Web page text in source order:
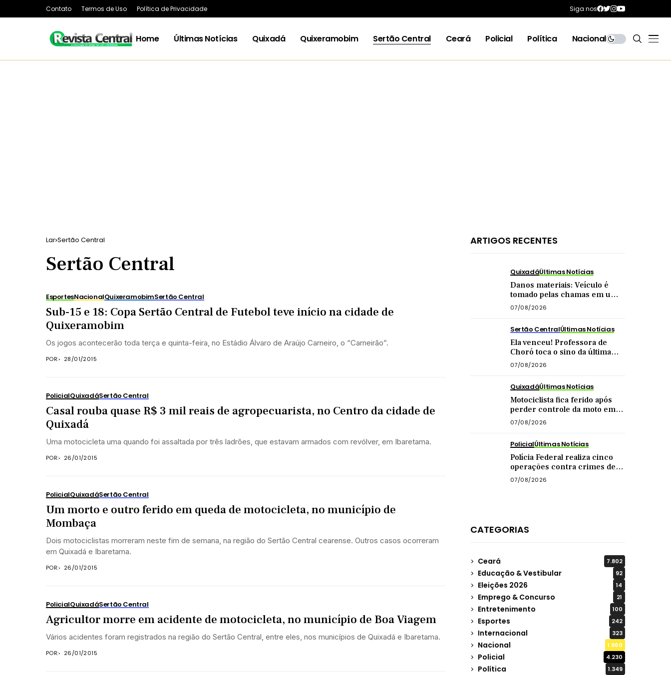
Contato Termos de Uso Política de Privacidade Siga nos
Home Últimas Notícias Quixadá Quixeramobim Sertão Central Ceará Policial Política Nacional
Lar Sertão Central
Sertão Central
EsportesNacionalQuixeramobimSertão Central
Sub-15 e 18: Copa Sertão Central de Futebol teve início na cidade de
Quixeramobim
Os jogos acontecerão toda terça e quinta-feira, no Estádio Álvaro de Araújo Carneiro, o “Carneirão”.
POR: 28/01/2015
PolicialQuixadáSertão Central
Casal rouba quase R$ 3 mil reais de agropecuarista, no Centro da cidade de
Quixadá
Uma motocicleta uma quando foi assaltada por três ladrões, que estavam armados com revólver, em Ibaretama.
POR: 26/01/2015
PolicialQuixadáSertão Central
Um morto e outro ferido em queda de motocicleta, no município de
Mombaça
Dois motociclistas morreram neste fim de semana, na região do Sertão Central cearense. Outros casos ocorreram
em Quixadá e Ibaretama.
POR: 26/01/2015
PolicialQuixadáSertão Central
Agricultor morre em acidente de motocicleta, no município de Boa Viagem
Vários acidentes foram registrados na região do Sertão Central, entre eles, nos municípios de Quixadá e Ibaretama.
POR: 26/01/2015
ARTIGOS RECENTES
QuixadáÚltimas Notícias
Danos materiais: Veículo é
tomado pelas chamas em uma
das principais vias de Quixadá
07/08/2026
Sertão CentralÚltimas Notícias
Ela venceu! Professora de
Choró toca o sino da última
quimioterapia e é recebida
com carreata
07/08/2026
QuixadáÚltimas Notícias
Motociclista fica ferido após
perder controle da moto em
curva na zona rural de
Quixadá
07/08/2026
PolicialÚltimas Notícias
Polícia Federal realiza cinco
operações contra crimes de
abuso sexual infantil na
internet
07/08/2026
CATEGORIAS
Ceará 7.802
Educação & Vestibular 92
Eleições 2026 14
Emprego & Concurso 21
Entretenimento 100
Esportes 242
Internacional 323
Nacional 1.960
Policial 4.230
Política 1.349